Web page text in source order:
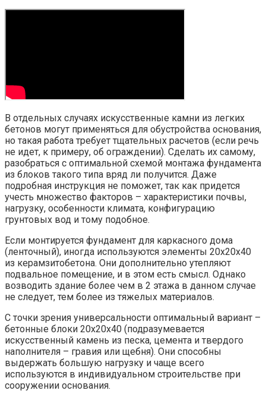
В отдельных случаях искусственные камни из легких
бетонов могут применяться для обустройства основания,
но такая работа требует тщательных расчетов (если речь
не идет, к примеру, об ограждении). Сделать их самому,
разобраться с оптимальной схемой монтажа фундамента
из блоков такого типа вряд ли получится. Даже
подробная инструкция не поможет, так как придется
учесть множество факторов – характеристики почвы,
нагрузку, особенности климата, конфигурацию
грунтовых вод и тому подобное.
Если монтируется фундамент для каркасного дома
(ленточный), иногда используются элементы 20х20х40
из керамзитобетона. Они дополнительно утепляют
подвальное помещение, и в этом есть смысл. Однако
возводить здание более чем в 2 этажа в данном случае
не следует, тем более из тяжелых материалов.
С точки зрения универсальности оптимальный вариант –
бетонные блоки 20х20х40 (подразумевается
искусственный камень из песка, цемента и твердого
наполнителя – гравия или щебня). Они способны
выдержать большую нагрузку и чаще всего
используются в индивидуальном строительстве при
сооружении основания.